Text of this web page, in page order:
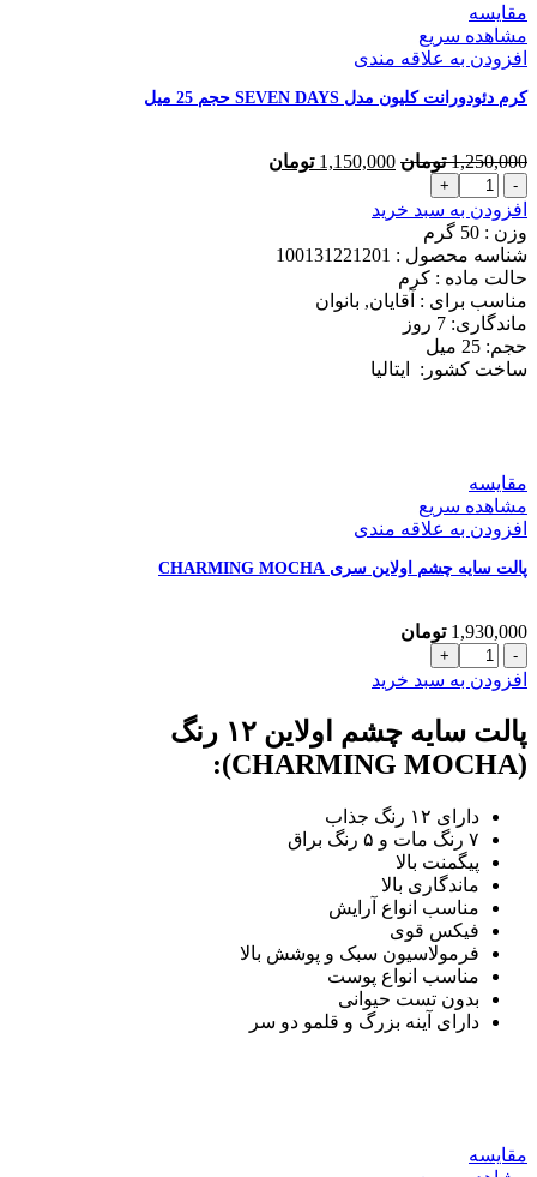
۷۵
میلی
لیتر
مقایسه
مشاهده سریع
افزودن به علاقه مندی
کرم دئودورانت کلیون مدل SEVEN DAYS حجم 25 میل
1,250,000 تومان قیمت
1,150,000 تومان
کرم
دئودورانت
کلیون
مدل
SEVEN
DAYS
حجم
25
میل
افزودن به سبد خرید
وزن : 50
گرم
شناسه محصول : 100131221201
حالت ماده : کرم
مناسب برای : آقایان, بانوان
ماندگاری: 7
روز
حجم: 25
میل
ساخت کشور:
ایتالیا
مقایسه
مشاهده سریع
افزودن به علاقه مندی
پالت سایه چشم اولاین سری CHARMING MOCHA
1,930,000 تومان
پالت
سایه
سری
CHARMING
عدد
افزودن به سبد خرید
پالت سایه چشم اولاین ۱۲ رنگ
(CHARMING MOCHA):
دارای ۱۲ رنگ جذاب
۷ رنگ مات و ۵ رنگ براق
پیگمنت بالا
ماندگاری بالا
مناسب انواع آرایش
فیکس قوی
فرمولاسیون سبک و پوشش بالا
مناسب انواع پوست
بدون تست حیوانی
دارای آینه بزرگ و قلمو دو سر
مقایسه